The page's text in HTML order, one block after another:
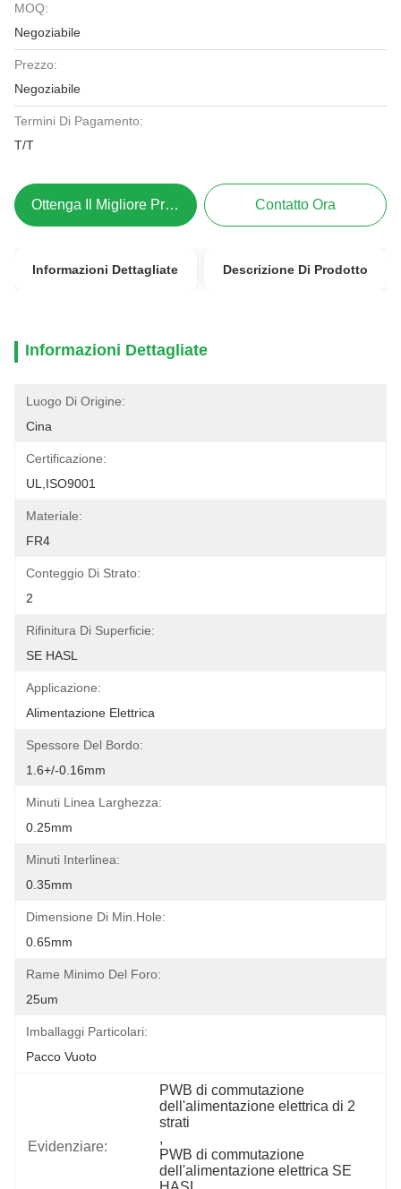
MOQ:
Negoziabile
Prezzo:
Negoziabile
Termini Di Pagamento:
T/T
Ottenga Il Migliore Prezzo Contatto Ora
Informazioni Dettagliate Descrizione Di Prodotto
Informazioni Dettagliate
Luogo Di Origine:
Cina
Certificazione:
UL,ISO9001
Materiale:
FR4
Conteggio Di Strato:
2
Rifinitura Di Superficie:
SE HASL
Applicazione:
Alimentazione Elettrica
Spessore Del Bordo:
1.6+/-0.16mm
Minuti Linea Larghezza:
0.25mm
Minuti Interlinea:
0.35mm
Dimensione Di Min.hole:
0.65mm
Rame Minimo Del Foro:
25um
Imballaggi Particolari:
Pacco Vuoto
Evidenziare:
PWB di commutazione
dell'alimentazione elettrica di 2
strati
,
PWB di commutazione
dell'alimentazione elettrica SE